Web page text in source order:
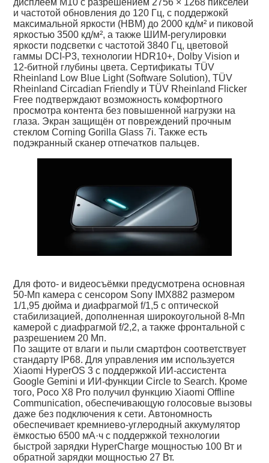
дисплеем M10 с разрешением 2756 × 1268 пикселей
и частотой обновления до 120 Гц, с поддержокй
максимальной яркости (HBM) до 2000 кд/м² и пиковой
яркостью 3500 кд/м², а также ШИМ-регулировки
яркости подсветки с частотой 3840 Гц, цветовой
гаммы DCI-P3, технологии HDR10+, Dolby Vision и
12-битной глубины цвета. Сертификаты TÜV
Rheinland Low Blue Light (Software Solution), TÜV
Rheinland Circadian Friendly и TÜV Rheinland Flicker
Free подтверждают возможность комфортного
просмотра контента без повышенной нагрузки на
глаза. Экран защищён от повреждений прочным
стеклом Corning Gorilla Glass 7i. Также есть
подэкранный сканер отпечатков пальцев.
Для фото- и видеосъёмки предусмотрена основная
50-Мп камера с сенсором Sony IMX882 размером
1/1,95 дюйма и диафрагмой f/1,5 с оптической
стабилизацией, дополненная широкоугольной 8-Мп
камерой с диафрагмой f/2,2, а также фронтальной с
разрешением 20 Мп.
По защите от влаги и пыли смартфон соответствует
стандарту IP68. Для управления им используется
Xiaomi HyperOS 3 с поддержкой ИИ-ассистента
Google Gemini и ИИ-функции Circle to Search. Кроме
того, Poco X8 Pro получил функцию Xiaomi Offline
Communication, обеспечивающую голосовые вызовы
даже без подключения к сети. Автономность
обеспечивает кремниево-углеродный аккумулятор
ёмкостью 6500 мА·ч с поддержкой технологии
быстрой зарядки HyperCharge мощностью 100 Вт и
обратной зарядки мощностью 27 Вт.